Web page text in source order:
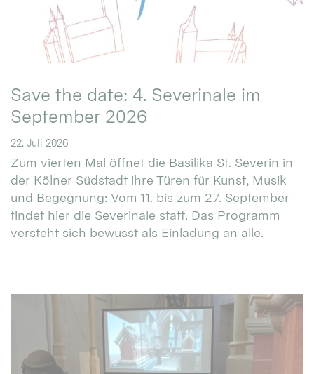
Save the date: 4. Severinale im
September 2026
22. Juli 2026
Zum vierten Mal öffnet die Basilika St. Severin in
der Kölner Südstadt ihre Türen für Kunst, Musik
und Begegnung: Vom 11. bis zum 27. September
findet hier die Severinale statt. Das Programm
versteht sich bewusst als Einladung an alle.